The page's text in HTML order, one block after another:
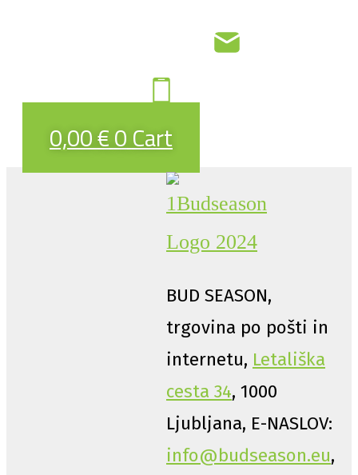
0,00€0Cart
BUD SEASON,
trgovina po pošti in
internetu, Letališka
cesta 34, 1000
Ljubljana, E-NASLOV:
info@budseason.eu,